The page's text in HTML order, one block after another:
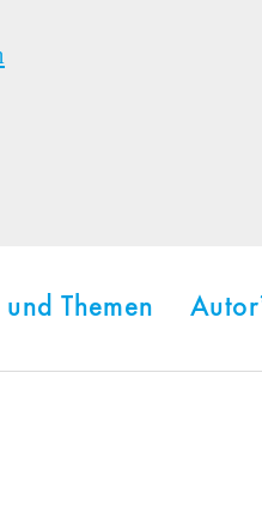
Themen